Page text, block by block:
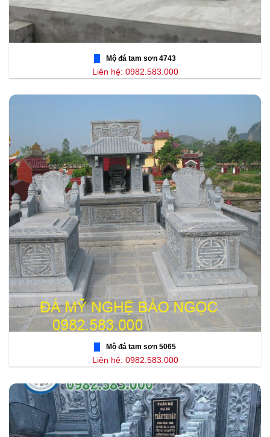
Mộ đá tam sơn 4743
Liên hệ: 0982.583.000
Mộ đá tam sơn 5065
Liên hệ: 0982.583.000